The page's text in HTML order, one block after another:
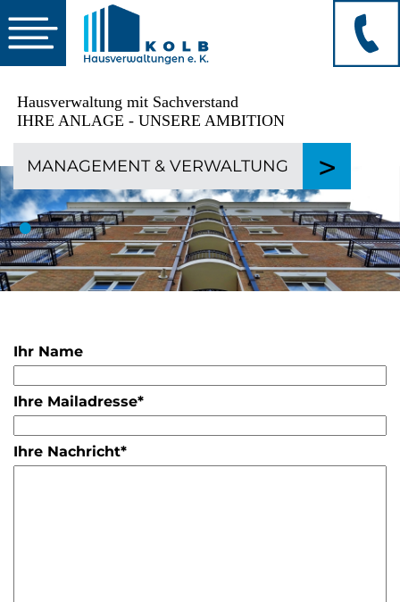
Hausverwaltung mit Sachverstand
IHRE ANLAGE - UNSERE AMBITION
MANAGEMENT & VERWALTUNG >
•
Ihr Name
Ihre Mailadresse*
Ihre Nachricht*